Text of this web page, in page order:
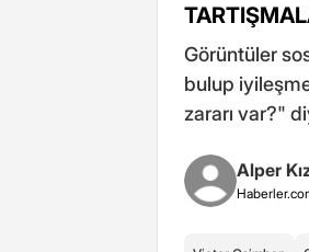
Görüntüler
bulup
zararı var?"
Alper